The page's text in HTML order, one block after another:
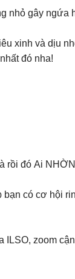
nhỏ gây ngứa
xinh và dịu
đó nha!
rồi đó Ai
có cơ hội
zoom